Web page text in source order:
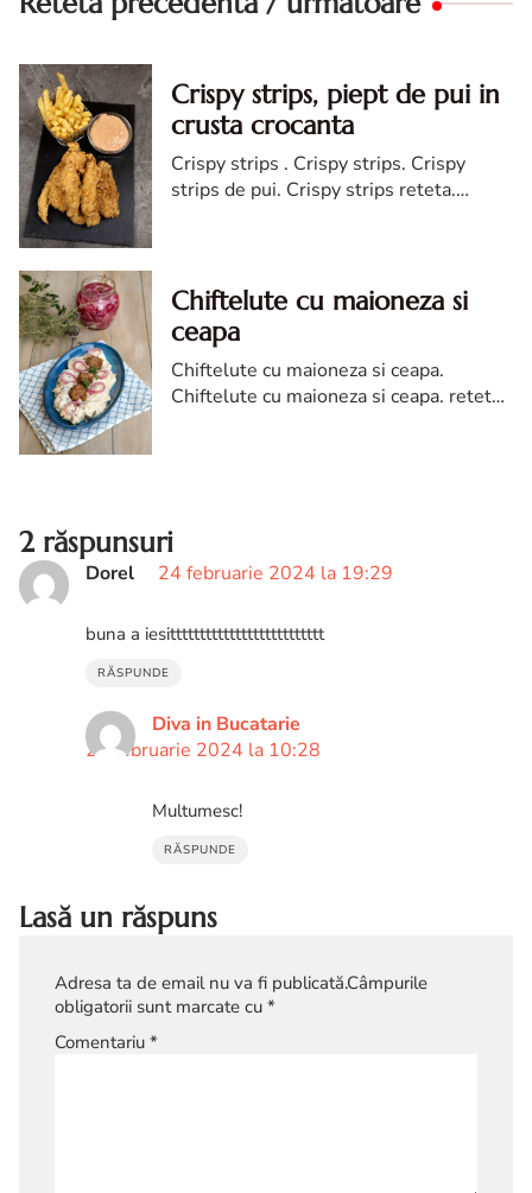
Crispy strips, piept de pui in
crusta crocanta
Crispy strips . Crispy strips. Crispy
strips de pui. Crispy strips reteta.
Chiftelute cu maioneza si
ceapa
Chiftelute cu maioneza si ceapa.
Chiftelute cu maioneza si ceapa. reteta
2 răspunsuri
Dorel 24 februarie 2024 la 19:29
buna a iesitttttttttttttttttttttttttt
RĂSPUNDE
Diva in Bucatarie
26 februarie 2024 la 10:28
Multumesc!
RĂSPUNDE
Lasă un răspuns
Adresa ta de email nu va fi publicată.Câmpurile
obligatorii sunt marcate cu *
Comentariu *